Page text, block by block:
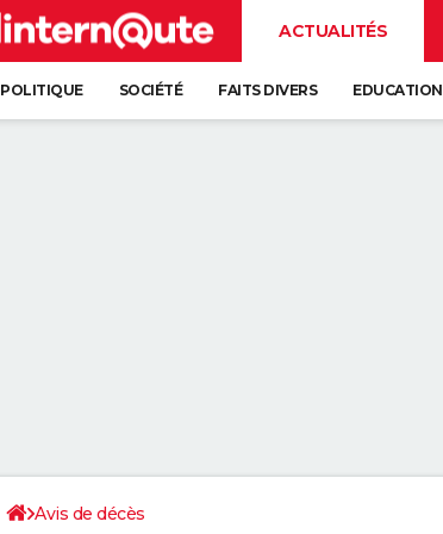
ACTUALITÉS
POLITIQUE SOCIÉTÉ FAITS DIVERS EDUCATION
Avis de décès